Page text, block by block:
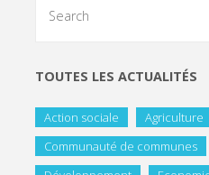
TOUTES LES ACTUALITÉS
Action sociale Agriculture
Communauté de communes